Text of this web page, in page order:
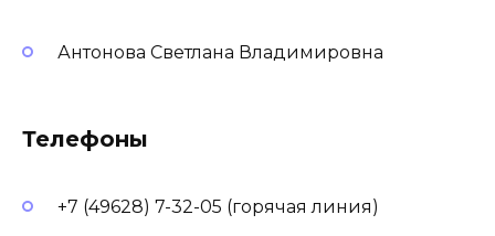
Антонова Светлана Владимировна
Телефоны
+7 (49628) 7-32-05 (горячая линия)